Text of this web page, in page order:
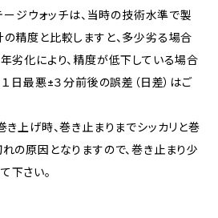
ジウォッチは、当時の技術水準で製
の精度と比較しますと、多少劣る場合
劣化により、精度が低下している場合
日最悪±３分前後の誤差（日差）はご
上げ時、巻き止まりまでシッカリと巻
の原因となりますので、巻き止まり少
下さい。